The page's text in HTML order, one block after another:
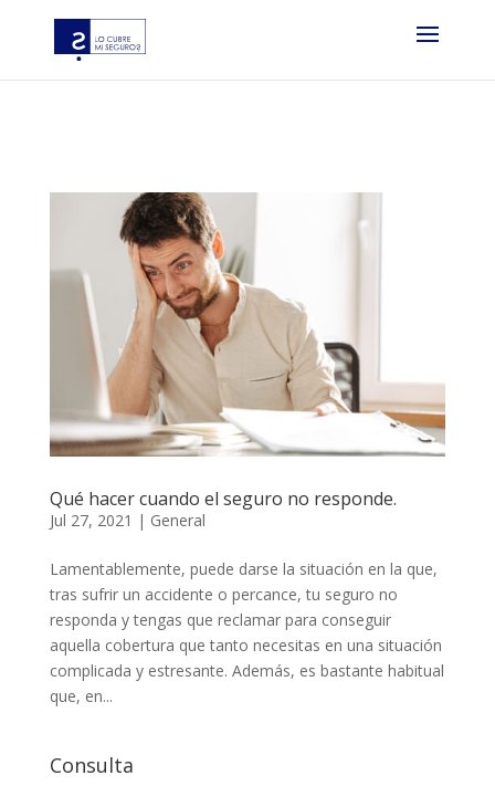
gtm4wp_the_gtm_tag(); } ?
Qué hacer cuando el seguro no responde.
Jul 27, 2021 | General
Lamentablemente, puede darse la situación en la que,
tras sufrir un accidente o percance, tu seguro no
responda y tengas que reclamar para conseguir
aquella cobertura que tanto necesitas en una situación
complicada y estresante. Además, es bastante habitual
que, en...
Consulta